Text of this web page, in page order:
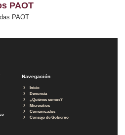
PAOT
PAOT
Navegación
Inicio
Denuncia
¿Quiénes somos?
Micrositios
Comunicados
Consejo de Gobierno